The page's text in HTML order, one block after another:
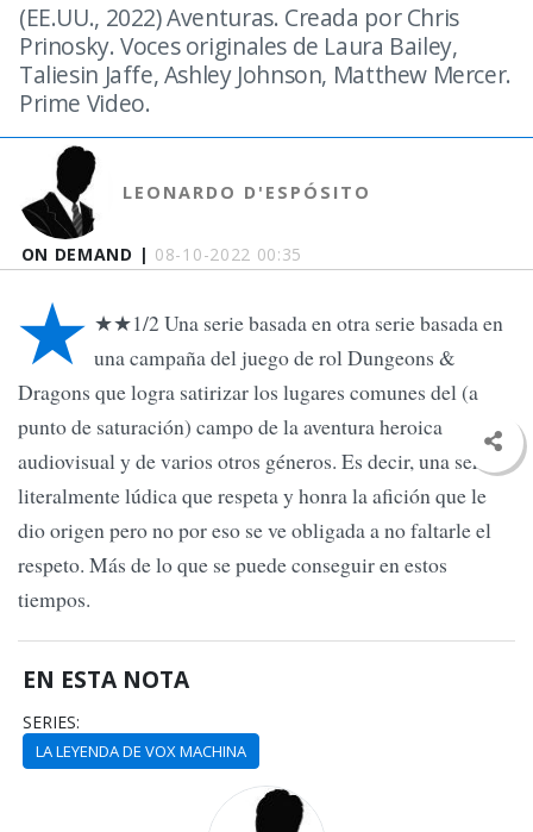
ON DEMAND | 08-10-2022 00:35
(EE.UU., 2022) Aventuras. Creada por Chris
Prinosky. Voces originales de Laura Bailey,
Taliesin Jaffe, Ashley Johnson, Matthew Mercer.
Prime Video.
LEONARDO D'ESPÓSITO
★ ★★1/2 Una serie basada en otra serie basada en
una campaña del juego de rol Dungeons &
Dragons que logra satirizar los lugares comunes del (a
punto de saturación) campo de la aventura heroica
audiovisual y de varios otros géneros. Es decir, una serie
literalmente lúdica que respeta y honra la afición que le
dio origen pero no por eso se ve obligada a no faltarle el
respeto. Más de lo que se puede conseguir en estos
tiempos.
EN ESTA NOTA
SERIES:
LA LEYENDA DE VOX MACHINA